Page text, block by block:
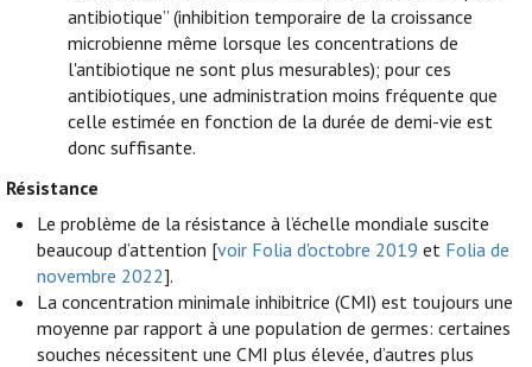
antibiotique” (inhibition temporaire de la croissance
microbienne même lorsque les concentrations de
l'antibiotique ne sont plus mesurables); pour ces
antibiotiques, une administration moins fréquente que
celle estimée en fonction de la durée de demi-vie est
donc suffisante.
Résistance
Le problème de la résistance à l’échelle mondiale suscite
beaucoup d’attention [voir Folia d'octobre 2019 et Folia de
novembre 2022].
La concentration minimale inhibitrice (CMI) est toujours une
moyenne par rapport à une population de germes: certaines
souches nécessitent une CMI plus élevée, d’autres plus